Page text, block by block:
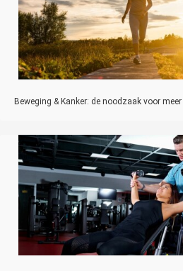
Beweging & Kanker: de noodzaak voor